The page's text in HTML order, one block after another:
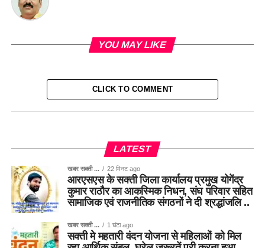
YOU MAY LIKE
CLICK TO COMMENT
LATEST
खबर सक्ती ... 22 मिनट ago
आरएसएस के सक्ती जिला कार्यालय प्रमुख योगेंद्र
कुमार राठौर का आकस्मिक निधन, संघ परिवार सहित
सामाजिक एवं राजनीतिक संगठनों ने दी श्रद्धांजलि ..
खबर सक्ती ... 1 घंटा ago
सक्ती मे महतारी वंदन योजना से महिलाओं को मिल